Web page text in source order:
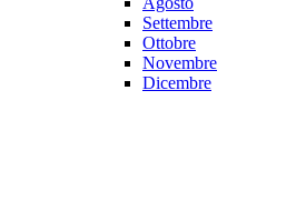
Settembre
Ottobre
Novembre
Dicembre